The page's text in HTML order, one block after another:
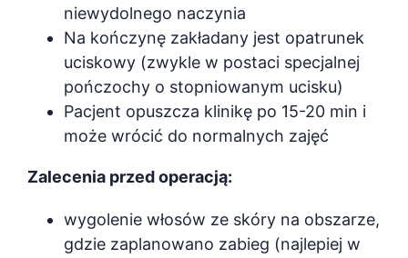
niewydolnego naczynia
Na kończynę zakładany jest opatrunek
uciskowy (zwykle w postaci specjalnej
pończochy o stopniowanym ucisku)
Pacjent opuszcza klinikę po 15-20 min i
może wrócić do normalnych zajęć
Zalecenia przed operacją:
wygolenie włosów ze skóry na obszarze,
gdzie zaplanowano zabieg (najlepiej w